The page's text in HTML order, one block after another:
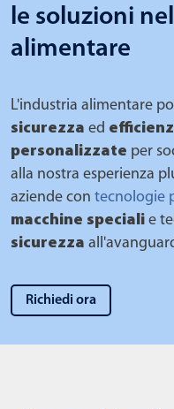
le soluzioni
alimentare
L'industria alimentare
sicurezza ed
personalizzate per
alla nostra esperienza
aziende con tecnologie
macchine speciali e
sicurezza
Richiedi ora